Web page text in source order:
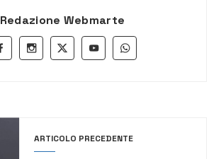
Redazione Webmarte
ARTICOLO PRECEDENTE